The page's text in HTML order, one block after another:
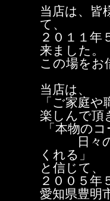
当店は、皆
て、
２０１１年
来ました。
この場をお
当店は、
「ご家庭
楽しんで頂
「本物の
日々の生
くれる」
と信じて、
２００５年
愛知県豊明